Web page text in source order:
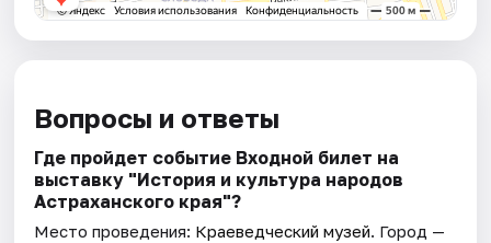
Вопросы и ответы
Где пройдет событие Входной билет на
выставку "История и культура народов
Астраханского края"?
Место проведения: Краеведческий музей. Город —